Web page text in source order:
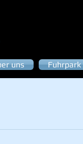
uns Fuhrpark